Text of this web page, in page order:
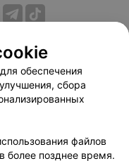
Способы оплаты
сервиса
обеспечения
сбора
файлов
более позднее время.